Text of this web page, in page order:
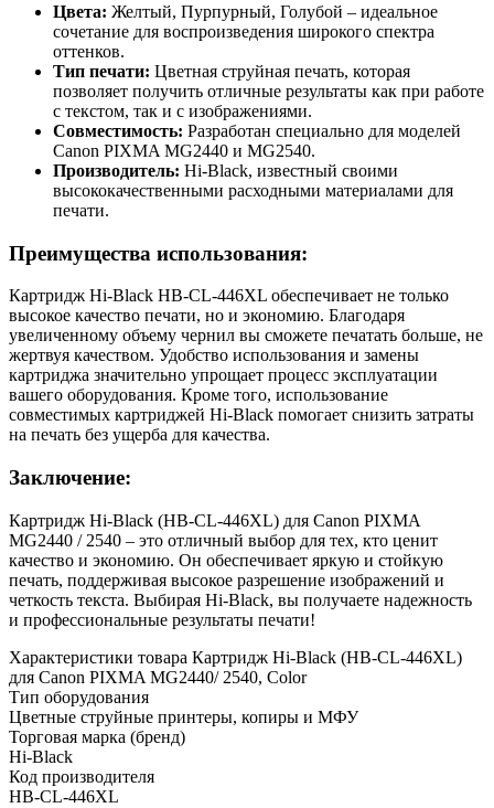
Цвета: Желтый, Пурпурный, Голубой – идеальное
сочетание для воспроизведения широкого спектра
оттенков.
Тип печати: Цветная струйная печать, которая
позволяет получить отличные результаты как при работе
с текстом, так и с изображениями.
Совместимость: Разработан специально для моделей
Canon PIXMA MG2440 и MG2540.
Производитель: Hi-Black, известный своими
высококачественными расходными материалами для
печати.
Преимущества использования:
Картридж Hi-Black HB-CL-446XL обеспечивает не только
высокое качество печати, но и экономию. Благодаря
увеличенному объему чернил вы сможете печатать больше, не
жертвуя качеством. Удобство использования и замены
картриджа значительно упрощает процесс эксплуатации
вашего оборудования. Кроме того, использование
совместимых картриджей Hi-Black помогает снизить затраты
на печать без ущерба для качества.
Заключение:
Картридж Hi-Black (HB-CL-446XL) для Canon PIXMA
MG2440 / 2540 – это отличный выбор для тех, кто ценит
качество и экономию. Он обеспечивает яркую и стойкую
печать, поддерживая высокое разрешение изображений и
четкость текста. Выбирая Hi-Black, вы получаете надежность
и профессиональные результаты печати!
Характеристики товара Картридж Hi-Black (HB-CL-446XL)
для Canon PIXMA MG2440/ 2540, Color
Тип оборудования
Цветные струйные принтеры, копиры и МФУ
Торговая марка (бренд)
Hi-Black
Код производителя
HB-CL-446XL